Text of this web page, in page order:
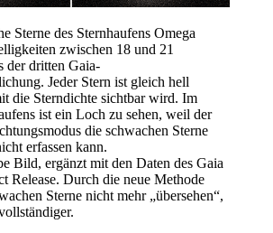
Sterne des Sternhaufens Omega
zwischen 18 und 21
der dritten Gaia-
Jeder Stern ist gleich hell
die Sterndichte sichtbar wird. Im
ist ein Loch zu sehen, weil der
die schwachen Sterne
erfassen kann.
Bild, ergänzt mit den Daten des Gaia
Release. Durch die neue Methode
Sterne nicht mehr „übersehen“,